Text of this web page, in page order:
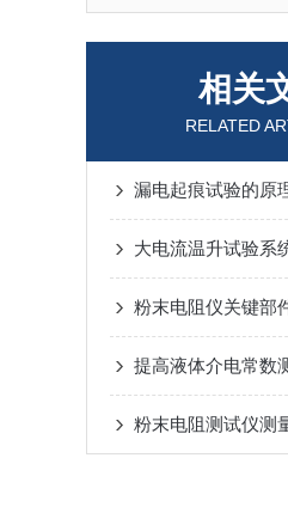
相关
RELATED
漏电起痕试验的原
大电流温升试验系
粉末电阻仪关键部